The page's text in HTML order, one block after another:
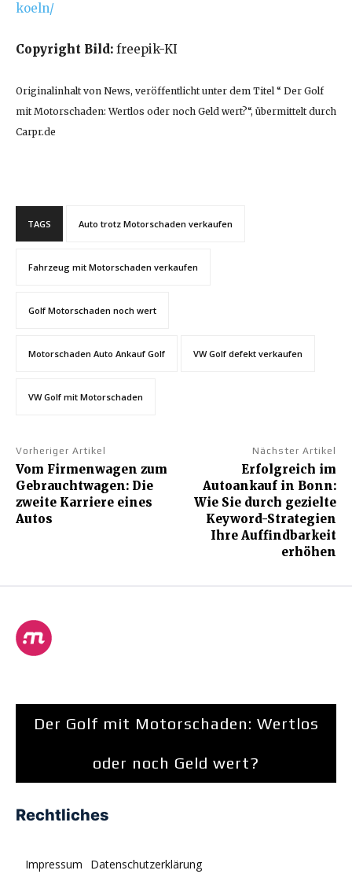
koeln/
Copyright Bild: freepik-KI
Originalinhalt von News, veröffentlicht unter dem Titel “ Der Golf
mit Motorschaden: Wertlos oder noch Geld wert?“, übermittelt durch
Carpr.de
TAGS Auto trotz Motorschaden verkaufen
Fahrzeug mit Motorschaden verkaufen
Golf Motorschaden noch wert
Motorschaden Auto Ankauf Golf VW Golf defekt verkaufen
VW Golf mit Motorschaden
Vorheriger Artikel
Vom Firmenwagen zum
Gebrauchtwagen: Die
zweite Karriere eines
Autos
Nächster Artikel
Erfolgreich im
Autoankauf in Bonn:
Wie Sie durch gezielte
Keyword-Strategien
Ihre Auffindbarkeit
erhöhen
Der Golf mit Motorschaden: Wertlos
oder noch Geld wert?
Rechtliches
Impressum Datenschutzerklärung